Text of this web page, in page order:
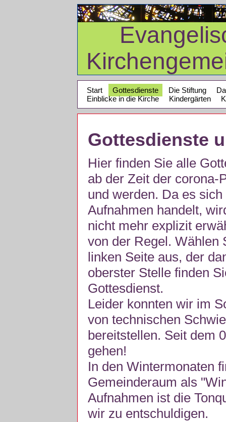
Start Gottesdienste Die Stiftung
Einblicke in die Kirche
Kindergärten
Gottesdienste
Hier finden Sie alle
ab der Zeit der corona-
und werden. Da es
Aufnahmen handelt,
nicht mehr explizit
von der Regel. Wählen
linken Seite aus, der
oberster Stelle finden
Gottesdienst.
Leider konnten wir im
von technischen
bereitstellen. Seit dem
gehen!
In den Wintermonaten
Gemeinderaum als
Aufnahmen ist die
wir zu entschuldigen.